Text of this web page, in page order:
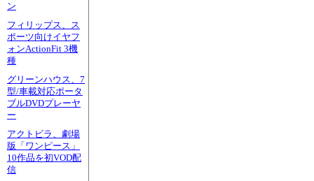
ン
フィリップス、ス
ポーツ向けイヤフ
ォンActionFit 3機
種
グリーンハウス、7
型/車載対応ポータ
ブルDVDプレーヤ
ー
アクトビラ、劇場
版「ワンピース」
10作品を初VOD配
信